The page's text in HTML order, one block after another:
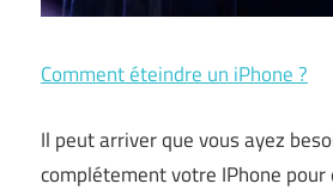
Comment éteindre un iPhone ?
Il peut arriver que vous ayez
complétement votre IPhone pour